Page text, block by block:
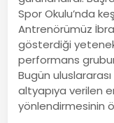
Spor Okulu’nda
Antrenörümüz
gösterdiği
performans
Bugün
altyapıya verilen
yönlendirmesinin